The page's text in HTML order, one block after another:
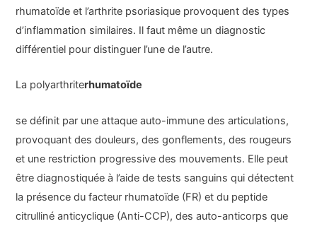
rhumatoïde et l’arthrite psoriasique provoquent des types
d’inflammation similaires. Il faut même un diagnostic
différentiel pour distinguer l’une de l’autre.
La polyarthriterhumatoïde
se définit par une attaque auto-immune des articulations,
provoquant des douleurs, des gonflements, des rougeurs
et une restriction progressive des mouvements. Elle peut
être diagnostiquée à l’aide de tests sanguins qui détectent
la présence du facteur rhumatoïde (FR) et du peptide
citrulliné anticyclique (Anti-CCP), des auto-anticorps que